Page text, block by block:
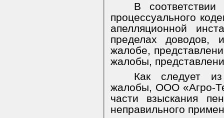
В
процессуального
апелляционной
пределах доводов,
жалобе,
жалобы,
Как следует
жалобы, ООО «Агро-
части взыскания
неправильного